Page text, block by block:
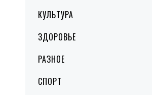
КУЛЬТУРА
ЗДОРОВЬЕ
РАЗНОЕ
СПОРТ